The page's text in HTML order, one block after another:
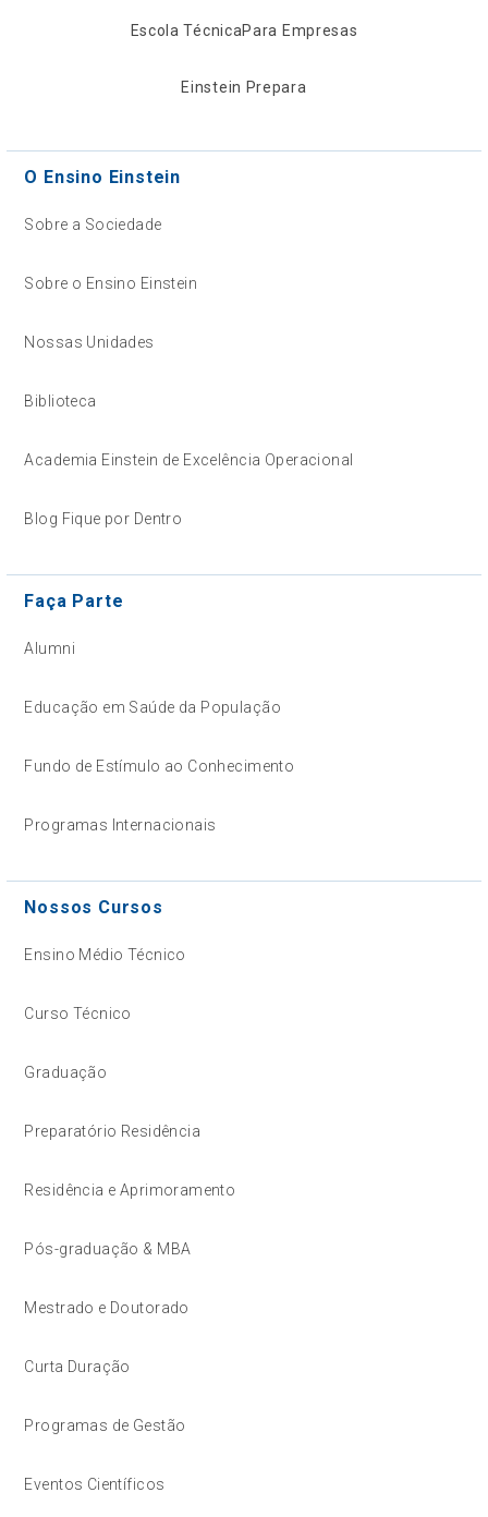
Escola TécnicaPara Empresas
Einstein Prepara
O Ensino Einstein
Sobre a Sociedade
Sobre o Ensino Einstein
Nossas Unidades
Biblioteca
Academia Einstein de Excelência Operacional
Blog Fique por Dentro
Faça Parte
Alumni
Educação em Saúde da População
Fundo de Estímulo ao Conhecimento
Programas Internacionais
Nossos Cursos
Ensino Médio Técnico
Curso Técnico
Graduação
Preparatório Residência
Residência e Aprimoramento
Pós-graduação & MBA
Mestrado e Doutorado
Curta Duração
Programas de Gestão
Eventos Científicos